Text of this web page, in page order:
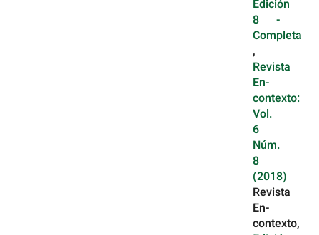
Edición
8 -
Completa
,
Revista
En-
contexto:
Vol.
6
Núm.
8
(2018)
Revista
En-
contexto,